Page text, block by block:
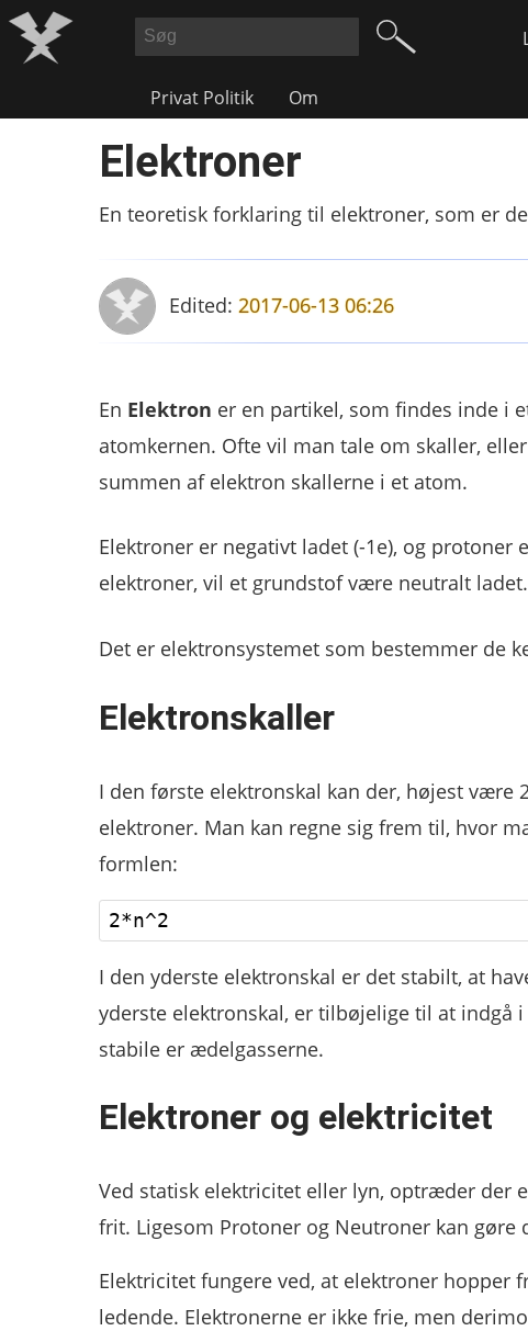
Privat Politik Om
Elektroner
En teoretisk forklaring til elektroner, som er
Edited: 2017-06-13 06:26
En Elektron er en partikel, som findes inde i
atomkernen. Ofte vil man tale om skaller,
summen af elektron skallerne i et atom.
Elektroner er negativt ladet (-1e), og
elektroner, vil et grundstof være neutralt ladet.
Det er elektronsystemet som bestemmer de
Elektronskaller
I den første elektronskal kan der, højest være
elektroner. Man kan regne sig frem til, hvor
formlen:
I den yderste elektronskal er det stabilt, at
yderste elektronskal, er tilbøjelige til at indgå
stabile er ædelgasserne.
Elektroner og elektricitet
Ved statisk elektricitet eller lyn, optræder der
frit. Ligesom Protoner og Neutroner kan
Elektricitet fungere ved, at elektroner hopper
ledende. Elektronerne er ikke frie, men